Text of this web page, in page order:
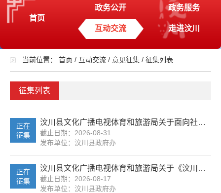
首页
政务公开 政务服务
互动交流 走进汶川
当前位置： 首页 / 互动交流 / 意见征集 / 征集列表
征集列表
正在
征集
汶川县文化广播电视体育和旅游局关于面向社会公众征求《汶川县户外活动管理办法（试行）（征求意见稿）》公开征集意见
截止日期：2026-08-31
发布单位：汶川县政府办
正在
征集
汶川县文化广播电视体育和旅游局关于《汶川县乡村旅游民宿管理办法 （征求意见稿）》公开征求意见的通知
截止日期：2026-08-17
发布单位：汶川县政府办